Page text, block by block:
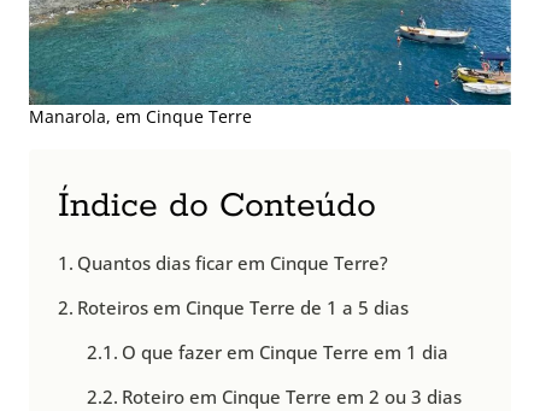
Manarola, em Cinque Terre
Índice do Conteúdo
Quantos dias ficar em Cinque Terre?
Roteiros em Cinque Terre de 1 a 5 dias
O que fazer em Cinque Terre em 1 dia
Roteiro em Cinque Terre em 2 ou 3 dias